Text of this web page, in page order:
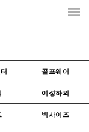
골프웨어
여성하의
빅사이즈